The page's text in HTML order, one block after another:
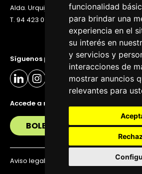
funcionalidad
para brindar una
experiencia en el
su interés en
y servicios y
interacciones de
mostrar anuncios
relevantes para
Síguenos para estar al día
Accede a nuestra newsletter
BOLETÍN
Alda. Urquijo 36, 6ª planta, 48011 Bilbao
T. 94 423 07 43
Aviso legal Política